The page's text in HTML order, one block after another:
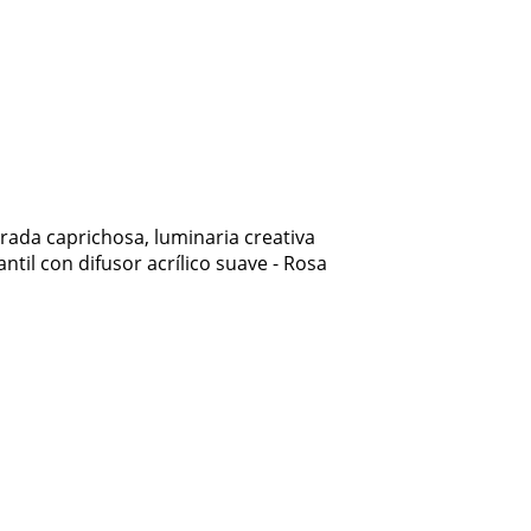
caprichosa, luminaria creativa
con difusor acrílico suave - Rosa